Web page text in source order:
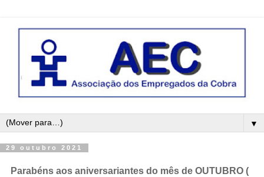
▼
29 outubro 2021
Parabéns aos aniversariantes do mês de OUTUBRO (